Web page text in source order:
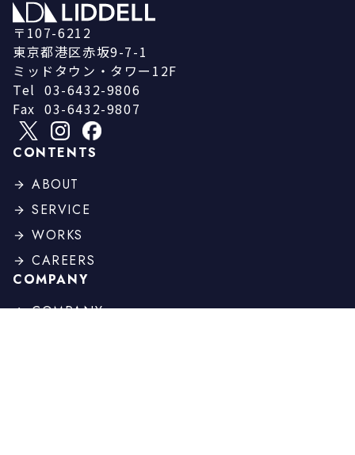
〒107-6212
東京都港区赤坂9-7-1
ミッドタウン・タワー12F
Tel 03-6432-9806
Fax 03-6432-9807
CONTENTS
ABOUT
SERVICE
WORKS
CAREERS
COMPANY
COMPANY